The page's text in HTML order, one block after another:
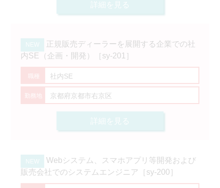
詳細を見る
正規販売ディーラーを展開する企業での社
内SE（企画・開発）［sy-201］
社内SE
京都府京都市右京区
詳細を見る
Webシステム、スマホアプリ等開発および
販売会社でのシステムエンジニア［sy-200］